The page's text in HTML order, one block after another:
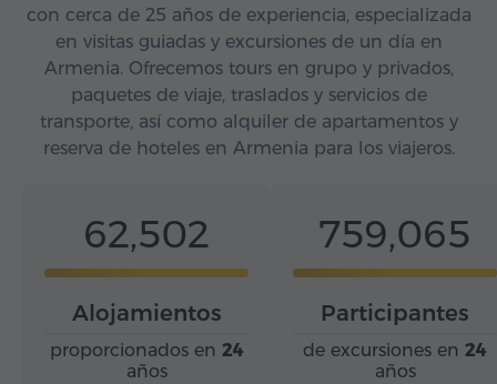
con cerca de 25 años de experiencia, especializada
en visitas guiadas y excursiones de un día en
Armenia. Ofrecemos tours en grupo y privados,
paquetes de viaje, traslados y servicios de
transporte, así como alquiler de apartamentos y
reserva de hoteles en Armenia para los viajeros.
62,502
Alojamientos
proporcionados en 24
años
759,065
Participantes
de excursiones en 24
años